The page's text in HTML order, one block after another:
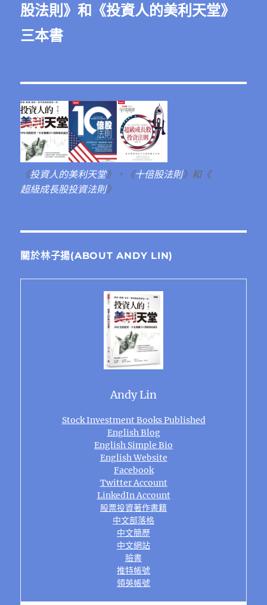
股法則 》和《投資人的美利天堂》
三本書
《投資人的美利天堂》，《十倍股法則》和《
超級成長股投資法則》
關於林子揚(ABOUT ANDY LIN)
Andy Lin
Stock Investment Books Published
English Blog
English Simple Bio
English Website
Facebook
Twitter Account
LinkedIn Account
股票投資著作書籍
中文部落格
中文簡歷
中文網站
臉書
推特帳號
領英帳號